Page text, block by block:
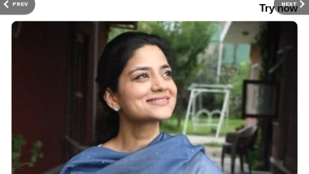
PREV NEXT